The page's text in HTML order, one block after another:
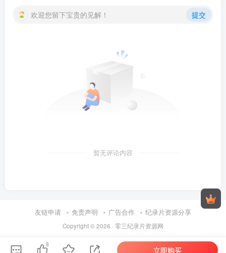
欢迎您留下宝贵的见解！ 提交
暂无评论内容
友链申请 免责声明 广告合作 纪录片资源分享
Copyright © 2026 · 零三纪录片资源网
8
立即购买